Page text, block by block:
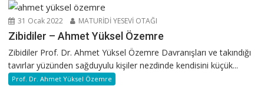
31 Ocak 2022 MATURİDİ YESEVİ OTAĞI
Zibidiler – Ahmet Yüksel Özemre
Zibidiler Prof. Dr. Ahmet Yüksel Özemre Davranışları ve takındığı
tavırlar yüzünden sağduyulu kişiler nezdinde kendisini küçük...
Prof. Dr. Ahmet Yüksel Özemre